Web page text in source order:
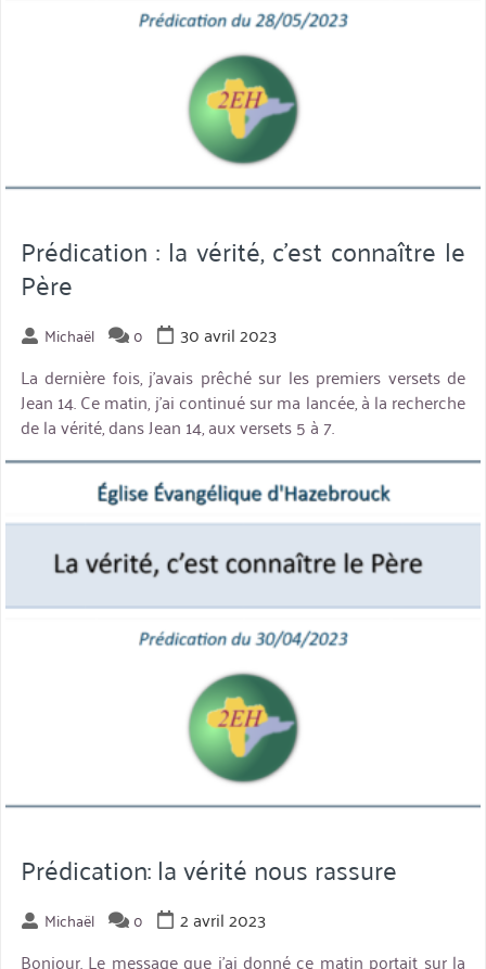
nous »
Prédication : la vérité, c’est connaître le
Père
Michaël 0
30 avril 2023
La dernière fois, j’avais prêché sur les premiers versets de
Jean 14. Ce matin, j’ai continué sur ma lancée, à la recherche
de la vérité, dans Jean 14, aux versets 5 à 7.
miniature
Prédication: la vérité nous rassure
Michaël 0
2 avril 2023
Bonjour. Le message que j’ai donné ce matin portait sur la